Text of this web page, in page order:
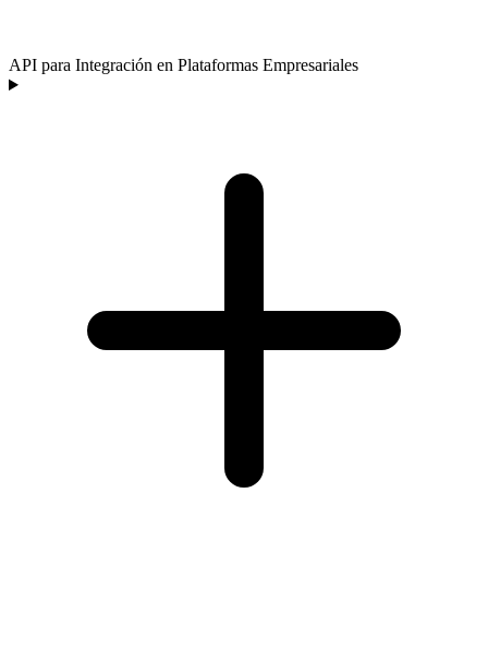
API para Integración en Plataformas Empresariales